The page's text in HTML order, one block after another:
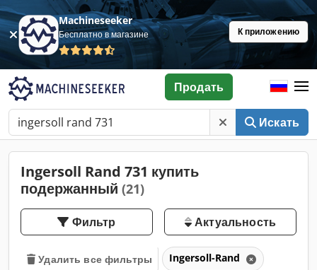
Machineseeker
Бесплатно в магазине К приложению
Искать
Продать
Ingersoll Rand 731 купить
подержанный (21)
Фильтр Актуальность
Удалить все фильтры Ingersoll-Rand